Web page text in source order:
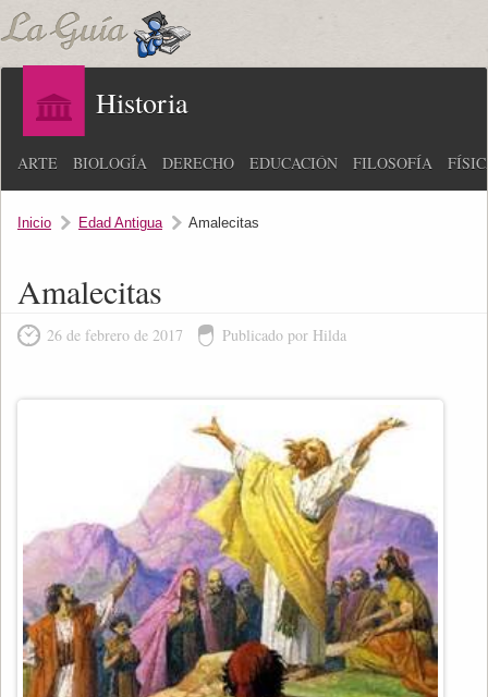
Historia
ARTE BIOLOGÍA DERECHO EDUCACIÓN FILOSOFÍA
Inicio Edad Antigua Amalecitas
Amalecitas
26 de febrero de 2017 Publicado por Hilda